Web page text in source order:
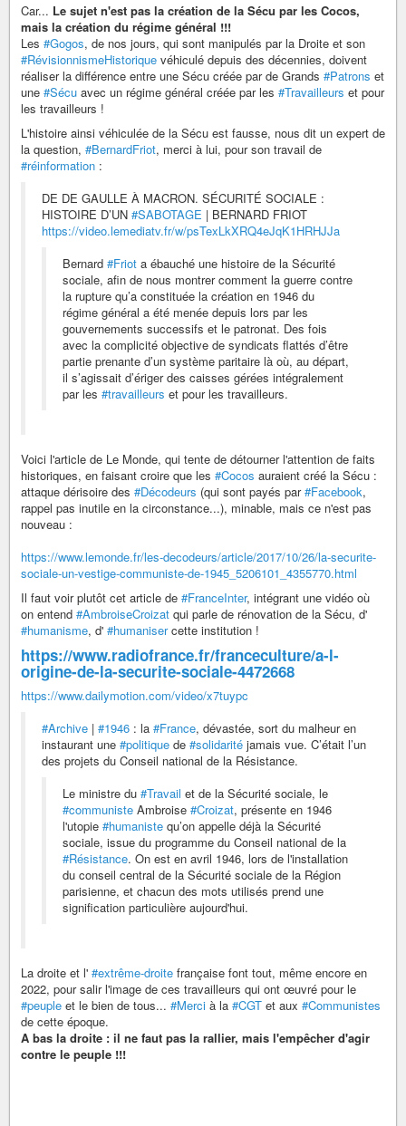
Car... Le sujet n'est pas la création de la Sécu par les Cocos,
mais la création du régime général !!!
Les #Gogos, de nos jours, qui sont manipulés par la Droite et son
#RévisionnismeHistorique véhiculé depuis des décennies, doivent
réaliser la différence entre une Sécu créée par de Grands #Patrons et
une #Sécu avec un régime général créée par les #Travailleurs et pour
les travailleurs !
L'histoire ainsi véhiculée de la Sécu est fausse, nous dit un expert de
la question, #BernardFriot, merci à lui, pour son travail de
#réinformation :
DE DE GAULLE À MACRON. SÉCURITÉ SOCIALE :
HISTOIRE D’UN #SABOTAGE | BERNARD FRIOT
https://video.lemediatv.fr/w/psTexLkXRQ4eJqK1HRHJJa
Bernard #Friot a ébauché une histoire de la Sécurité
sociale, afin de nous montrer comment la guerre contre
la rupture qu’a constituée la création en 1946 du
régime général a été menée depuis lors par les
gouvernements successifs et le patronat. Des fois
avec la complicité objective de syndicats flattés d’être
partie prenante d’un système paritaire là où, au départ,
il s’agissait d’ériger des caisses gérées intégralement
par les #travailleurs et pour les travailleurs.
Voici l'article de Le Monde, qui tente de détourner l'attention de faits
historiques, en faisant croire que les #Cocos auraient créé la Sécu :
attaque dérisoire des #Décodeurs (qui sont payés par#Facebook,
rappel pas inutile en la circonstance...), minable, mais ce n'est pas
nouveau :
https://www.lemonde.fr/les-decodeurs/article/2017/10/26/la-securite-
sociale-un-vestige-communiste-de-1945_5206101_4355770.html
Il faut voir plutôt cet article de #FranceInter, intégrant une vidéo où
on entend #AmbroiseCroizat qui parle de rénovation de la Sécu, d'
#humanisme, d' #humanisercette institution !
https://www.radiofrance.fr/franceculture/a-l-
origine-de-la-securite-sociale-4472668
https://www.dailymotion.com/video/x7tuypc
#Archive | #1946 : la #France, dévastée, sort du malheur en
instaurant une #politique de #solidarité jamais vue. C’était l’un
des projets du Conseil national de la Résistance.
Le ministre du #Travail et de la Sécurité sociale, le
#communiste Ambroise #Croizat, présente en 1946
l'utopie #humaniste qu’on appelle déjà la Sécurité
sociale, issue du programme du Conseil national de la
#Résistance. On est en avril 1946, lors de l'installation
du conseil central de la Sécurité sociale de la Région
parisienne, et chacun des mots utilisés prend une
signification particulière aujourd'hui.
La droite et l' #extrême-droite française font tout, même encore en
2022, pour salir l'image de ces travailleurs qui ont œuvré pour le
#peuple et le bien de tous... #Merci à la #CGT et aux #Communistes
de cette époque.
A bas la droite : il ne faut pas la rallier, mais l'empêcher d'agir
contre le peuple !!!